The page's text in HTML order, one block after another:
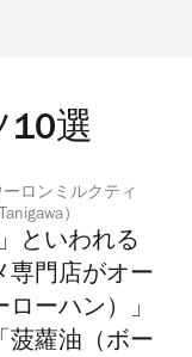
10選
ロンミルクティ
）
といわれる
専門店がオー
ーハン）」
菠蘿油（ ボー